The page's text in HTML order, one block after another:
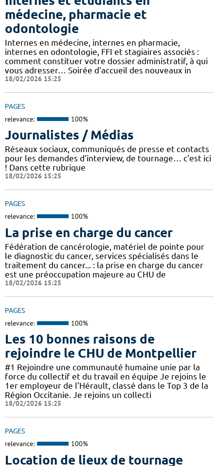
médecine, pharmacie et
odontologie
Internes en médecine, internes en pharmacie,
internes en odontologie, FFI et stagiaires associés :
comment constituer votre dossier administratif, à qui
vous adresser… Soirée d'accueil des nouveaux in
18/02/2026 15:25
PAGES
relevance: 100%
Journalistes / Médias
Réseaux sociaux, communiqués de presse et contacts
pour les demandes d'interview, de tournage… c'est ici
! Dans cette rubrique
18/02/2026 15:25
PAGES
relevance: 100%
La prise en charge du cancer
Fédération de cancérologie, matériel de pointe pour
le diagnostic du cancer, services spécialisés dans le
traitement du cancer... : la prise en charge du cancer
est une préoccupation majeure au CHU de
18/02/2026 15:25
PAGES
relevance: 100%
Les 10 bonnes raisons de
rejoindre le CHU de Montpellier
#1 Rejoindre une communauté humaine unie par la
force du collectif et du travail en équipe Je rejoins le
1er employeur de l’Hérault, classé dans le Top 3 de la
Région Occitanie. Je rejoins un collecti
18/02/2026 15:25
PAGES
relevance: 100%
Location de lieux de tournage